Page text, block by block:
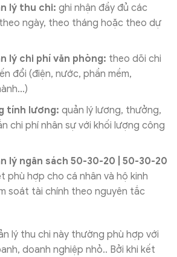
lý thu chi: ghi nhận đầy đủ các
ngày, theo tháng hoặc theo dự
lý chi phí văn phòng: theo dõi chi
đổi (điện, nước, phần mềm,
tính lương: quản lý lương, thưởng,
chi phí nhân sự với khối lượng công
lý ngân sách 50-30-20 | 50-30-20
phù hợp cho cá nhân và hộ kinh
soát tài chính theo nguyên tắc
lý thu chi này thường phù hợp với
doanh nghiệp nhỏ.. Bởi khi kết